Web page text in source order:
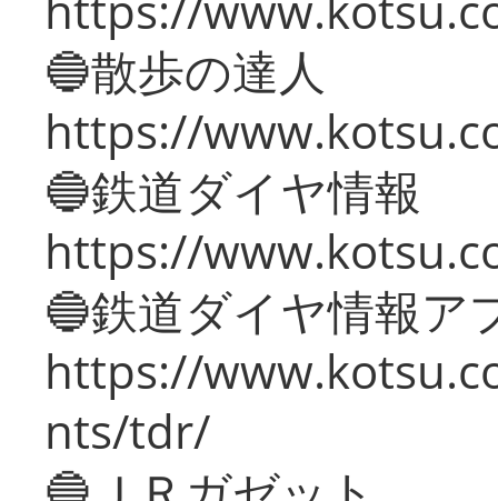
🔵散歩の達人
https://
🔵鉄道ダイヤ情報
https://
🔵鉄道ダイヤ情報ア
https://
nts/tdr/